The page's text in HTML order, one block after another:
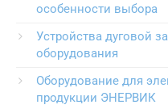
особенности выбора
Устройства дуговой
оборудования
Оборудование для
продукции ЭНЕРВИК